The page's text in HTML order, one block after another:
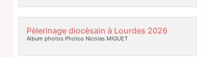
Pèlerinage diocèsain à Lourdes 2026
Album photos Photos Nicolas MIGUET